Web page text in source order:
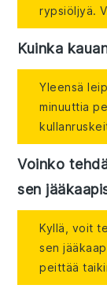
rypsiöljyä.
Kuinka
Yleensä
minuuttia
Voinko
sen
Kyllä, voit
sen
peittää